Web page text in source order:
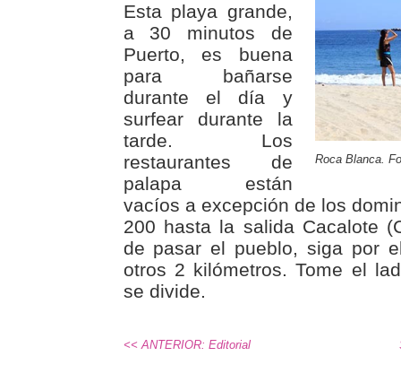
Roca Blanca.
Esta playa grande,
a 30 minutos de
Puerto, es buena
para bañarse
durante el día y
surfear durante la
tarde. Los
restaurantes de
palapa están
vacíos a excepción de los
200 hasta la salida Cacalote
de pasar el pueblo, siga por
otros 2 kilómetros. Tome el
se divide.
<< ANTERIOR: Editorial